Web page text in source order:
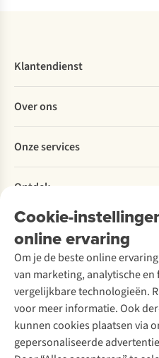
Cookie-
online ervaring
Om je de beste online
van marketing, analytische
vergelijkbare technologieën.
voor meer informatie. Ook
kunnen cookies plaatsen via
gepersonaliseerde
Klantendienst
Bestellen
Betalen
Levering
Retourneren
Bestelling herroepen
Garantie
Contact
Over ons
Explore More
Verantwoord ondernemen
Over Ayacucho
Onze winkels
Over A.S.Adventure
Toegankelijkheidsverklaring
Onze services
Ski-onderhoud
Wasservice
Schoenonderhoud
Schoenherstelling
Kledingherstelling
Retouches
Voor bedrijven
Ontdek
A.S.Magazine
Podcast
Explore Academy
Explore Camp
Gear Check
Inspiratie & advies
Meld je aan voor de